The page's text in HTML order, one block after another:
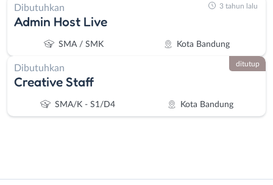
Dibutuhkan
Admin Host Live
SMA / SMK Kota Bandung
3 tahun lalu
Dibutuhkan
Creative Staff
SMA/K - S1/D4 Kota Bandung
ditutup
Administrasi
Bandung